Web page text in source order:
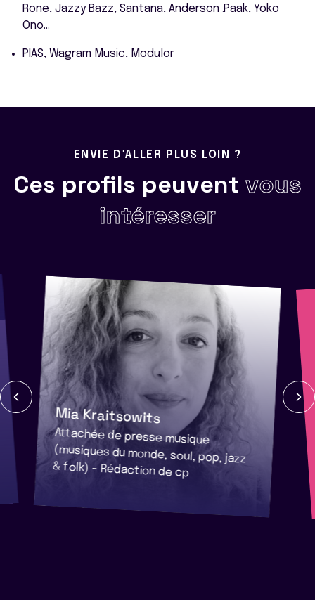
Rone, Jazzy Bazz, Santana, Anderson .Paak, Yoko
Ono...
PIAS, Wagram Music, Modulor
ENVIE D'ALLER PLUS LOIN ?
Ces profils peuvent vous
intéresser
Mia Kraitsowits
Attachée de presse musique
(musiques du monde, soul, pop, jazz
& folk) - Rédaction de cp